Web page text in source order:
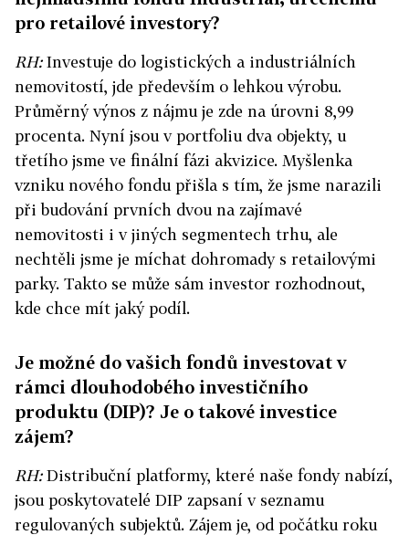
pro retailové investory?
RH:Investuje do logistických a industriálních
nemovitostí, jde především o lehkou výrobu.
Průměrný výnos z nájmu je zde na úrovni 8,99
procenta. Nyní jsou v portfoliu dva objekty, u
třetího jsme ve finální fázi akvizice. Myšlenka
vzniku nového fondu přišla s tím, že jsme narazili
při budování prvních dvou na zajímavé
nemovitosti i v jiných segmentech trhu, ale
nechtěli jsme je míchat dohromady s retailovými
parky. Takto se může sám investor rozhodnout,
kde chce mít jaký podíl.
Je možné do vašich fondů investovat v
rámci dlouhodobého investičního
produktu (DIP)? Je o takové investice
zájem?
RH:Distribuční platformy, které naše fondy nabízí,
jsou poskytovatelé DIP zapsaní v seznamu
regulovaných subjektů. Zájem je, od počátku roku